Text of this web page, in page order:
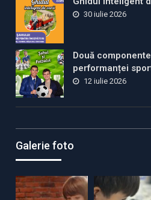
30 iulie 2026
Două
performanței
12 iulie 2026
Galerie foto